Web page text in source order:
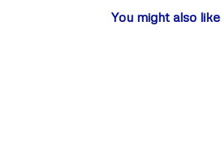
You might also like